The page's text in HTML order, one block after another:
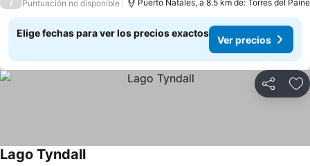
/ Puntuación no disponible Puerto Natales, a 8.5 km de: Torres del Paine
Elige fechas para ver los precios exactos
Ver precios
Compartir
Lago Tyndall